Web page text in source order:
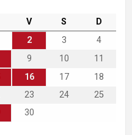
V S
D
2 3
4
9 10
11
16 17
18
23 24
25
30